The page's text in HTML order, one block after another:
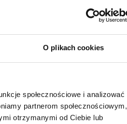
O plikach cookies
społecznościowe i analizować
partnerom społecznościowym,
otrzymanymi od Ciebie lub
KOKULETTER